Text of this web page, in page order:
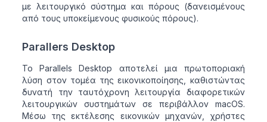
με λειτουργικό σύστημα και πόρους (δανεισμένους
από τους υποκείμενους φυσικούς πόρους).
Parallers Desktop
Το Parallels Desktop αποτελεί μια πρωτοποριακή
λύση στον τομέα της εικονικοποίησης, καθιστώντας
δυνατή την ταυτόχρονη λειτουργία διαφορετικών
λειτουργικών συστημάτων σε περιβάλλον macOS.
Μέσω της εκτέλεσης εικονικών μηχανών, χρήστες